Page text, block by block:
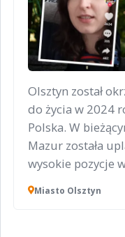
Olsztyn został
do życia w 2024
Polska. W
Mazur została
wysokie pozycje
Miasto Olsztyn